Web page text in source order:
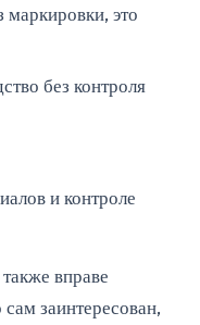
маркировки, это
без контроля
и контроле
вправе
заинтересован,